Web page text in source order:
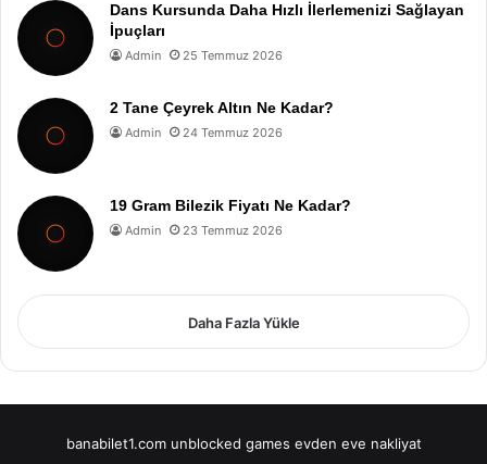
Dans Kursunda Daha Hızlı İlerlemenizi Sağlayan
İpuçları
Admin 25 Temmuz 2026
2 Tane Çeyrek Altın Ne Kadar?
Admin 24 Temmuz 2026
19 Gram Bilezik Fiyatı Ne Kadar?
Admin 23 Temmuz 2026
Daha Fazla Yükle
banabilet1.com unblocked games evden eve nakliyat